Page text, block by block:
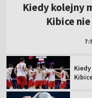
Kiedy kolejny
Kibice